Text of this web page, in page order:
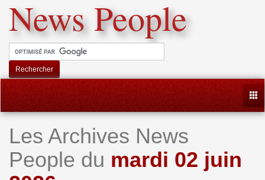
News People
Rechercher
Les Archives News
People du mardi 02 juin